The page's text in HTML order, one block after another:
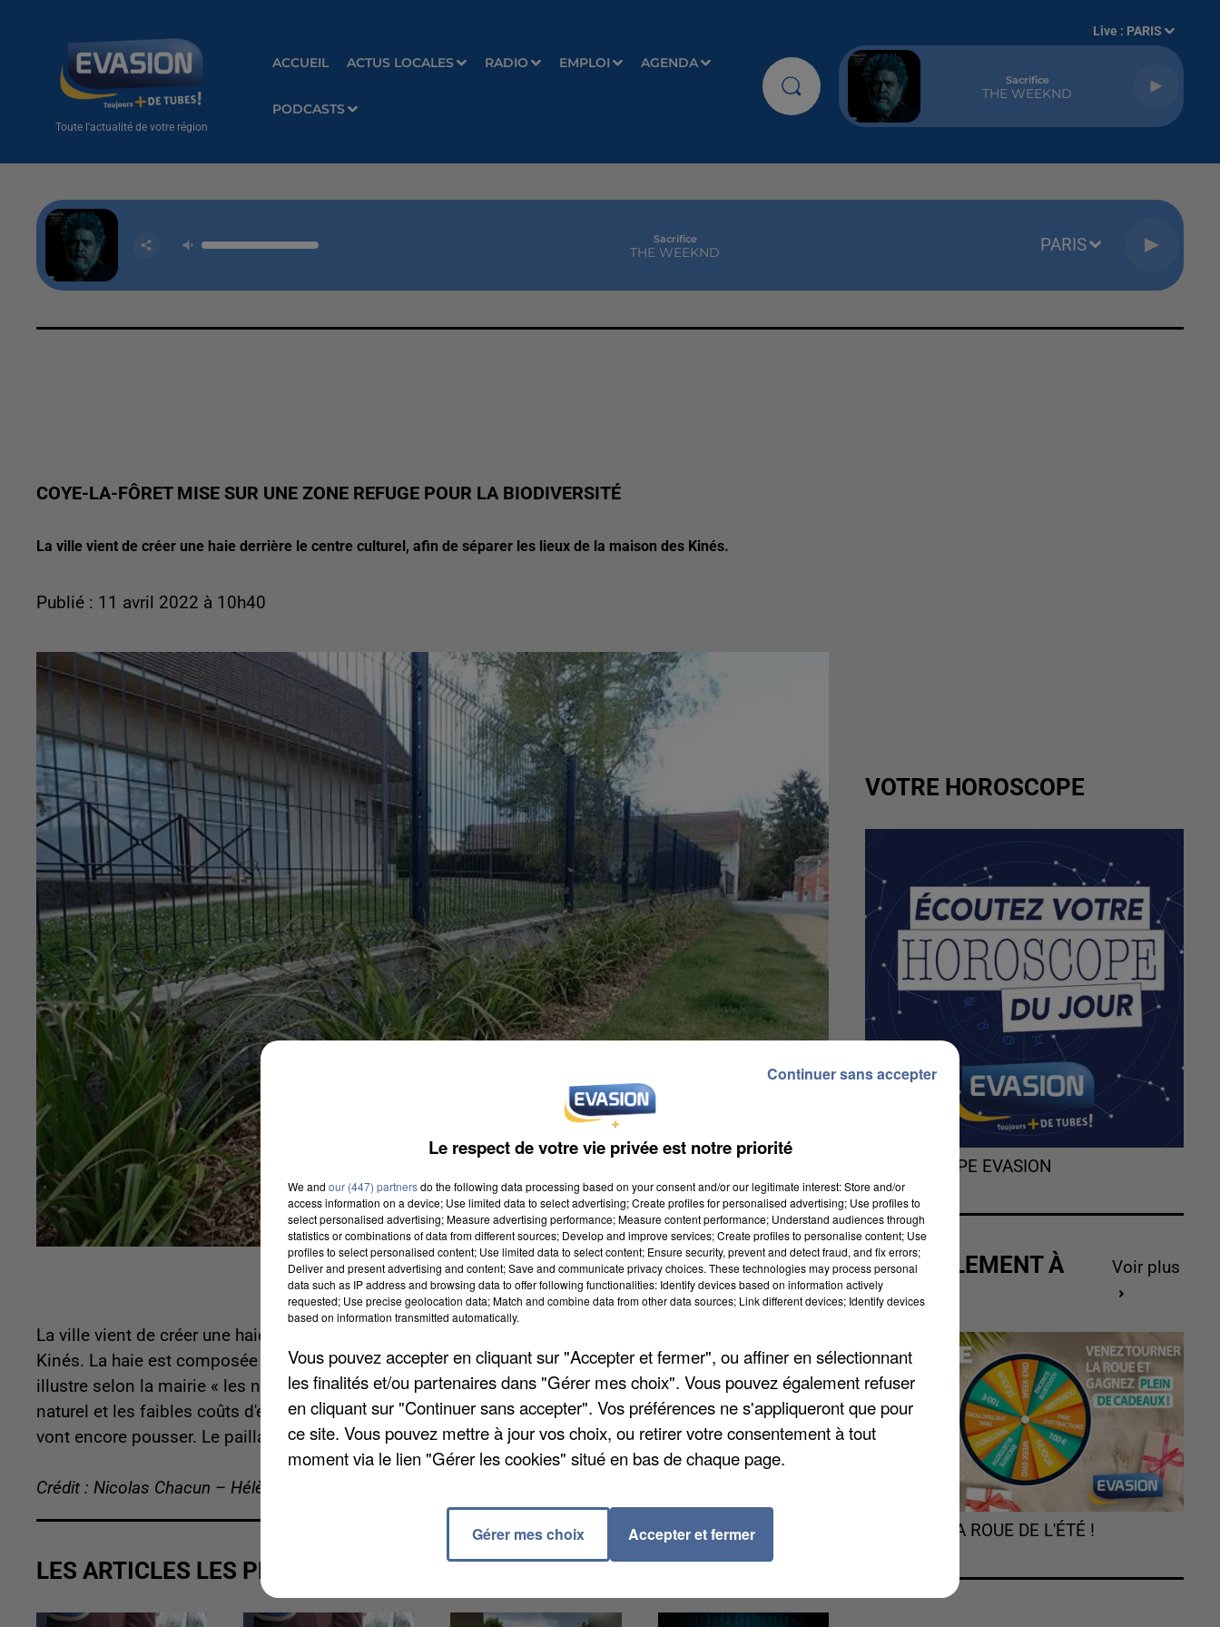
Toute l'actualité de votre région
ACCUEIL ACTUS LOCALES RADIO EMPLOI AGENDA
PODCASTS
Live : PARIS
Sacrifice
THE WEEKND
Sacrifice
THE WEEKND PARIS
COYE-LA-FÔRET MISE SUR UNE ZONE REFUGE POUR LA BIODIVERSITÉ
La ville vient de créer une haie derrière le centre culturel, afin de séparer les lieux de la maison des Kinés.
Publié : 11 avril 2022 à 10h40
La ville vient de créer une haie derrière le centre culturel, afin de séparer les lieux de la maison des
Kinés. La haie est composée de plantes endémiques, c'est-à-dire qui poussent dans la région. Elle
illustre selon la mairie « les nouveaux modes de gestion des espaces verts, [...] entre l'esthétisme, le
naturel et les faibles coûts d'entretien ». Un lierre devrait recouvrir la clôture, et les plantes herbacées
vont encore pousser. Le paillage est composé de la taille des tilleuls de Coye-la-Forêt.
Crédit : Nicolas Chacun – Hélène Virat
LES ARTICLES LES PLUS VUS
VOTRE HOROSCOPE
L'HOROSCOPE EVASION
ACTUELLEMENT À
GAGNER
Voir plus
TOURNEZ LA ROUE DE L'ÉTÉ !
Le respect de votre vie privée est notre priorité
We and our (447) partnersdo the following data processing based on your consent and/or our legitimate interest: Store and/or
access information on a device; Use limited data to select advertising; Create profiles for personalised advertising; Use profiles to
select personalised advertising; Measure advertising performance; Measure content performance; Understand audiences through
statistics or combinations of data from different sources; Develop and improve services; Create profiles to personalise content; Use
profiles to select personalised content; Use limited data to select content; Ensure security, prevent and detect fraud, and fix errors;
Deliver and present advertising and content; Save and communicate privacy choices. These technologies may process personal
data such as IP address and browsing data to offer following functionalities: Identify devices based on information actively
requested; Use precise geolocation data; Match and combine data from other data sources; Link different devices; Identify devices
based on information transmitted automatically.
Vous pouvez accepter en cliquant sur "Accepter et fermer", ou affiner en sélectionnant
les finalités et/ou partenaires dans "Gérer mes choix". Vous pouvez également refuser
en cliquant sur "Continuer sans accepter". Vos préférences ne s'appliqueront que pour
ce site. Vous pouvez mettre à jour vos choix, ou retirer votre consentement à tout
moment via le lien "Gérer les cookies" situé en bas de chaque page.
Gérer mes choix Accepter et fermer
Continuer sans accepter